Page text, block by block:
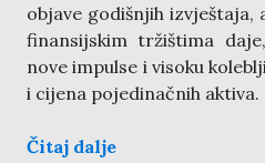
objave godišnjih
finansijskim tržištima
nove impulse i visoku
i cijena pojedinačnih aktiva.
Čitaj dalje